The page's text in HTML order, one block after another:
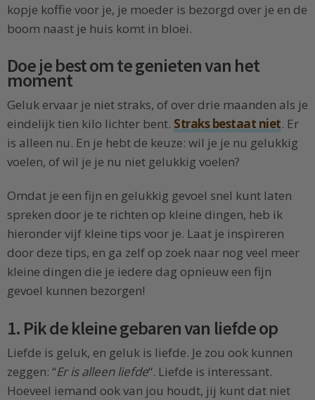
kopje koffie voor je, je moeder is bezorgd over je en de
boom naast je huis komt in bloei.
Doe je best om te genieten van het
moment
Geluk ervaar je niet straks, of over drie maanden als je
eindelijk tien kilo lichter bent. Straks bestaat niet. Er
is alleen nu. En je hebt de keuze: wil je je nu gelukkig
voelen, of wil je je nu niet gelukkig voelen?
Omdat je een fijn en gelukkig gevoel snel kunt laten
spreken door je te richten op kleine dingen, heb ik
hieronder vijf kleine tips voor je. Laat je inspireren
door deze tips, en ga zelf op zoek naar nog veel meer
kleine dingen die je iedere dag opnieuw een fijn
gevoel kunnen bezorgen!
1. Pik de kleine gebaren van liefde op
Liefde is geluk, en geluk is liefde. Je zou ook kunnen
zeggen: “Er is alleen liefde“. Liefde is interessant.
Hoeveel iemand ook van jou houdt, jij kunt dat niet